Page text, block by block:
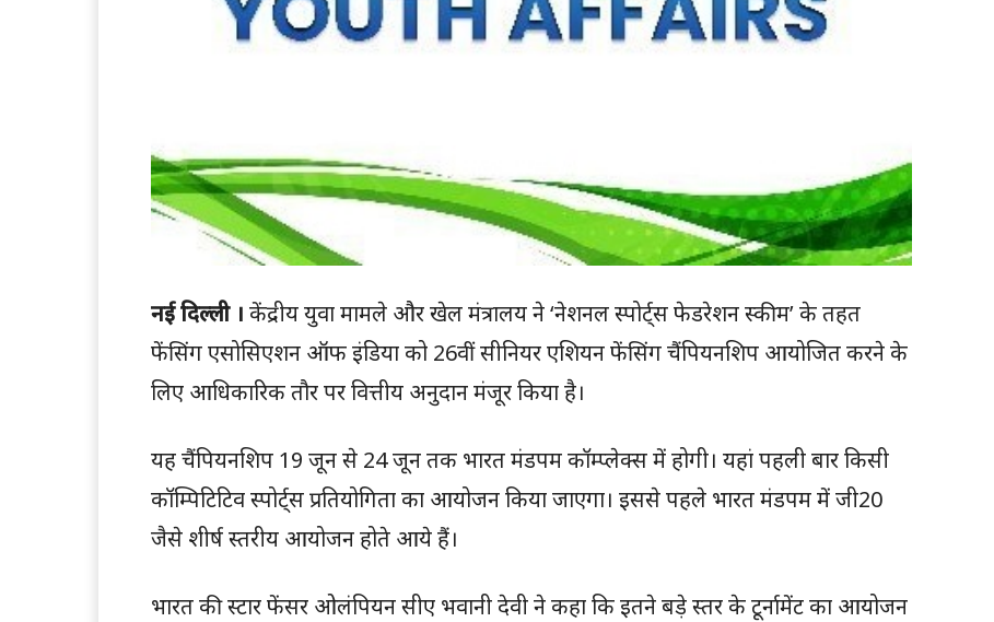
नई दिल्ली । केंद्रीय युवा मामले और खेल मंत्रालय ने ‘नेशनल स्पोर्ट्स फेडरेशन स्कीम’ के तहत
फेंसिंग एसोसिएशन ऑफ इंडिया को 26वीं सीनियर एशियन फेंसिंग चैंपियनशिप आयोजित करने के
लिए आधिकारिक तौर पर वित्तीय अनुदान मंजूर किया है।
यह चैंपियनशिप 19 जून से 24 जून तक भारत मंडपम कॉम्प्लेक्स में होगी। यहां पहली बार किसी
कॉम्पिटिटिव स्पोर्ट्स प्रतियोगिता का आयोजन किया जाएगा। इससे पहले भारत मंडपम में जी20
जैसे शीर्ष स्तरीय आयोजन होते आये हैं।
भारत की स्टार फेंसर ओलंपियन सीए भवानी देवी ने कहा कि इतने बड़े स्तर के टूर्नामेंट का आयोजन